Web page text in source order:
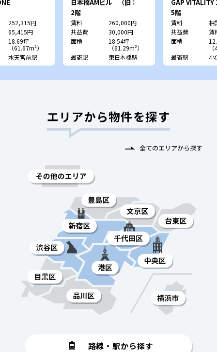
252,315円
65,415円
18.69坪
（61.67m²）
水天宮前駅
日本橋AMビル （旧：
TYDビル）
2階
賃料
260,000円
共益費
30,000円
面積
18.54坪
（61.29m²）
最寄駅
東日本橋駅
GAP VITALITY
5階
賃料
相
共益費
賃
面積
最寄駅
小
エリアから物件を探す
全てのエリアから探す
路線・駅から探す